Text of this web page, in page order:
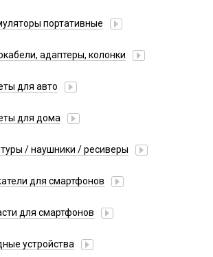
портативные
адаптеры, колонки
беспроводные
для авто
автовизитки
для дома
/ наушники / ресиверы
Bluetooth
USB-C
для смартфонов
для смартфонов
устройства